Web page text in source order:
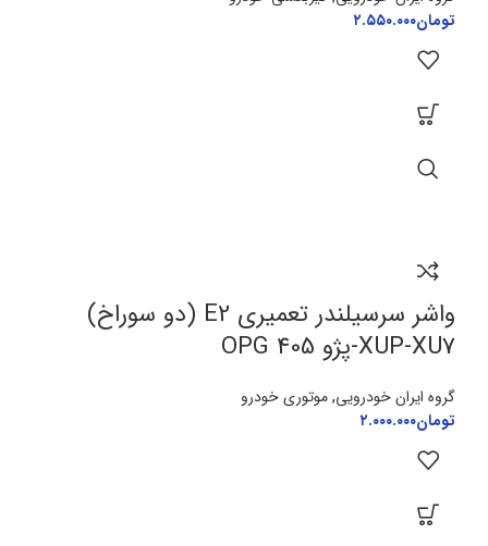
تومان۲.۵۵۰.۰۰۰
واشر سرسیلندر تعمیری E2 (دو سوراخ)
XUP-XU7-پژو 405 OPG
گروه ایران خودرویی,موتوری خودرو
تومان۲.۰۰۰.۰۰۰